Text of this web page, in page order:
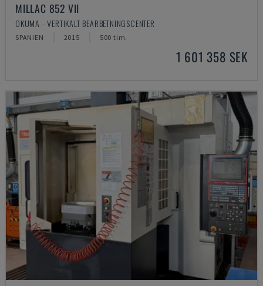
MILLAC 852 VII
OKUMA - VERTIKALT BEARBETNINGSCENTER
SPANIEN 2015 500 tim.
1 601 358 SEK